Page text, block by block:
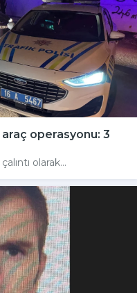
araç operasyonu: 3
olarak...